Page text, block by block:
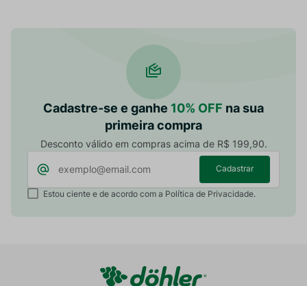
Cadastre-se e ganhe 10% OFF na sua
primeira compra
Desconto válido em compras acima de R$ 199,90.
Cadastrar
Estou ciente e de acordo com a Política de Privacidade.